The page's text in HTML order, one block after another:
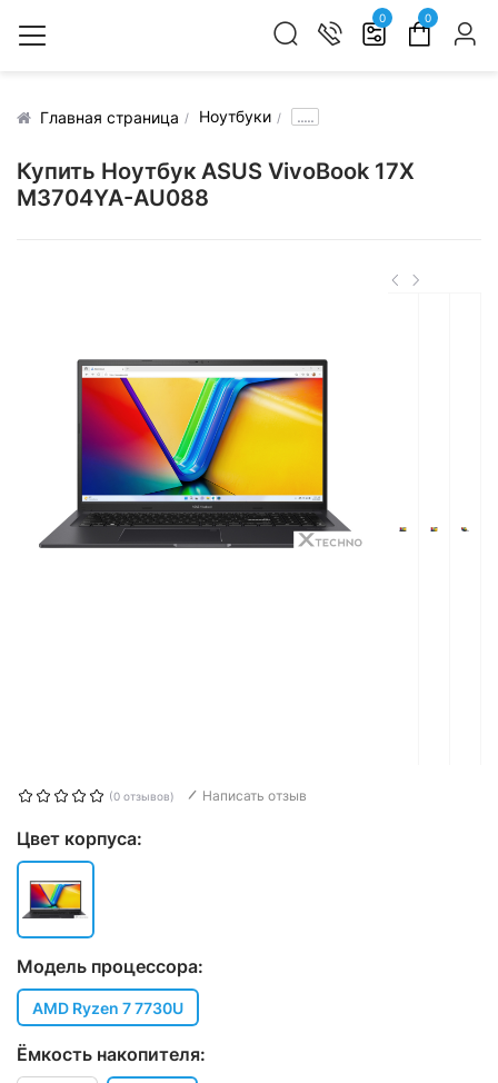
0 0
Главная страница Ноутбуки .....
Купить Ноутбук ASUS VivoBook 17X
M3704YA-AU088
(0 отзывов) Написать отзыв
Цвет корпуса:
Модель процессора:
AMD Ryzen 7 7730U
Ёмкость накопителя: